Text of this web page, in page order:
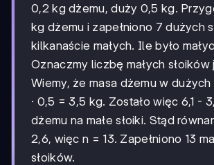
0,2 kg dżemu, duży 0,5 kg.
kg dżemu i zapełniono 7 dużych
kilkanaście małych. Ile było
Oznaczmy liczbę małych słoików
Wiemy, że masa dżemu w dużych
· 0,5 = 3,5 kg. Zostało więc 6,1 -
dżemu na małe słoiki. Stąd
2,6, więc n = 13. Zapełniono 13
słoików.